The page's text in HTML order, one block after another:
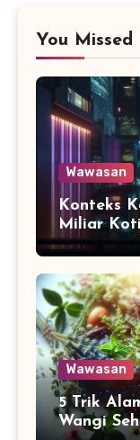
You Missed
Wawasan
Konteks
Miliar
Wawasan
5 Trik
Wangi